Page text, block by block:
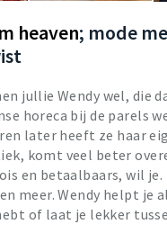
heaven; mode
jullie Wendy wel, die
horeca bij de parels
later heeft ze haar
komt veel beter
en betaalbaars, wil je.
meer. Wendy helpt je
of laat je lekker